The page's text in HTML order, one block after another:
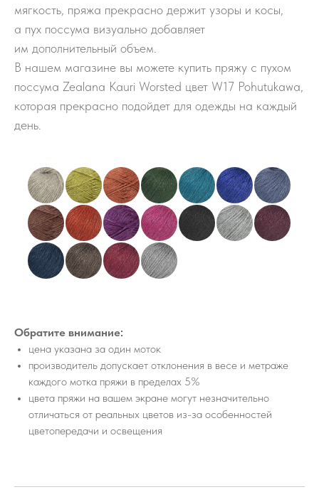
мягкость, пряжа прекрасно держит узоры и косы,
а пух поссума визуально добавляет
им дополнительный объем.
В нашем магазине вы можете купить пряжу с пухом
поссума Zealana Kauri Worsted цвет W17 Pohutukawa,
которая прекрасно подойдет для одежды на каждый
день.
Обратите внимание:
цена указана за один моток
производитель допускает отклонения в весе и метраже
каждого мотка пряжи в пределах 5%
цвета пряжи на вашем экране могут незначительно
отличаться от реальных цветов из-за особенностей
цветопередачи и освещения